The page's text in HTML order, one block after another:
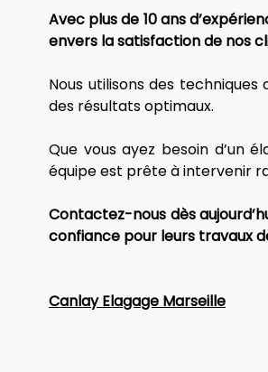
Avec plus de 10 ans
envers la satisfaction de nos
Nous utilisons des
des résultats optimaux.
Que vous ayez besoin d’un
équipe est prête à intervenir
Contactez-nous dès
confiance pour leurs travaux
Canlay Elagage Marseille